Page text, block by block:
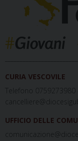
CURIA VESCOVILE
Telefono 0759273980
UFFICIO DELLE